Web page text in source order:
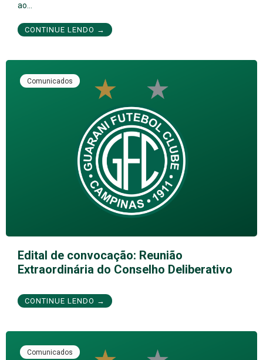
ao…
CONTINUE LENDO →
Comunicados
Edital de convocação: Reunião
Extraordinária do Conselho Deliberativo
CONTINUE LENDO →
Comunicados